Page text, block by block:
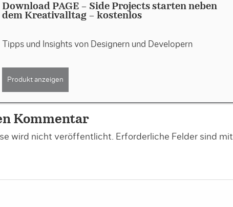
Download PAGE - Side Projects starten neben
dem Kreativalltag - kostenlos
Tipps und Insights von Designern und Developern
Produkt anzeigen
Kommentar
wird nicht veröffentlicht. Erforderliche Felder sind mit